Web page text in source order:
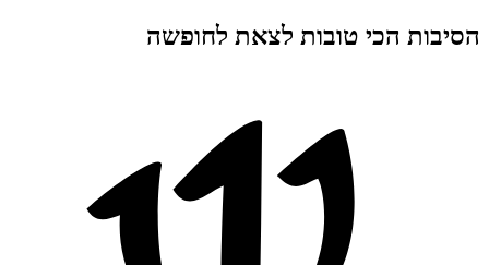
הסיבות הכי טובות לצאת לחופשה